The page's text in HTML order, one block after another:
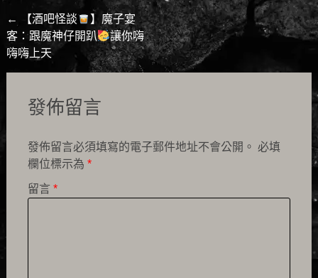
Post
navigation
← 【酒吧怪談
】魔子宴
客：跟魔神仔開趴
讓你嗨
嗨嗨上天
發佈留言
發佈留言必須填寫的電子郵件地址不會公開。 必填
欄位標示為 *
留言 *